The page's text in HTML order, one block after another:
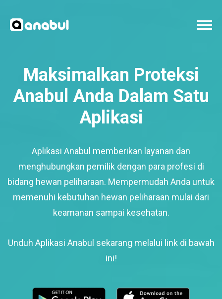
Maksimalkan Proteksi
Anabul Anda Dalam Satu
Aplikasi
Aplikasi Anabul memberikan layanan dan
menghubungkan pemilik dengan para profesi di
bidang hewan peliharaan. Mempermudah Anda untuk
memenuhi kebutuhan hewan peliharaan mulai dari
keamanan sampai kesehatan.
Unduh Aplikasi Anabul sekarang melalui link di bawah
ini!